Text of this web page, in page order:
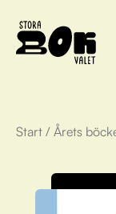
Årets
Om
Start / Årets